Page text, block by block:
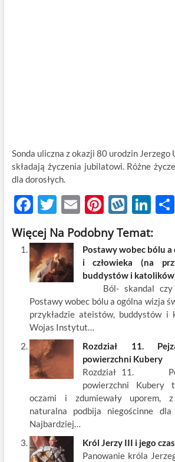
Sonda uliczna z okazji 80 urodzin Jerzego
składają życzenia jubilatowi. Różne
dla dorosłych.
F
ac
e
b
o
o
k
T
w
itt
er
E
m
ail
Pi
nt
er
es
t
W
k
o
p
Li
k
e
dI
n
S
Więcej Na Podobny Temat:
Postawy wobec bólu
i człowieka (na
buddystów i
Ból- skandal czy
Postawy wobec bólu a ogólna wizja
przykładzie ateistów, buddystów
Wojas Instytut…
Rozdział 11.
powierzchni Kubery
Rozdział 11.
powierzchni Kubery
oczami i zdumiewały uporem,
naturalna podbija niegościnne
Najbardziej…
Król Jerzy III i jego
Panowanie króla